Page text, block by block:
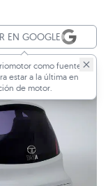
EN GOOGLE
como fuente
estar a la última en
de motor.